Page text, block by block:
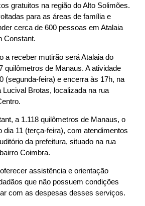
gratuitos na região do Alto Solimões.
para as áreas de família e
cerca de 600 pessoas em Atalaia
Constant.
a receber mutirão será Atalaia do
quilômetros de Manaus. A atividade
(segunda-feira) e encerra às 17h, na
Lucival Brotas, localizada na rua
a 1.118 quilômetros de Manaus, o
dia 11 (terça-feira), com atendimentos
da prefeitura, situado na rua
Coimbra.
assistência e orientação
que não possuem condições
com as despesas desses serviços.